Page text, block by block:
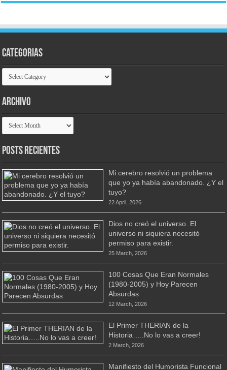
Categorias
Categorias
Archivo
Archivo
Posts Recientes
Mi cerebro resolvió un problema
que yo ya había abandonado. ¿Y el
tuyo?
22 April, 2026
Dios no creó el universo. El
universo ni siquiera necesitó
permiso para existir.
25 March, 2026
100 Cosas Que Eran Normales
(1980-2005) y Hoy Parecen
Absurdas
12 March, 2026
El Primer THERIAN de la
Historia…..No lo vas a creer!
2 March, 2026
Manifiesto del Humorista Funcional